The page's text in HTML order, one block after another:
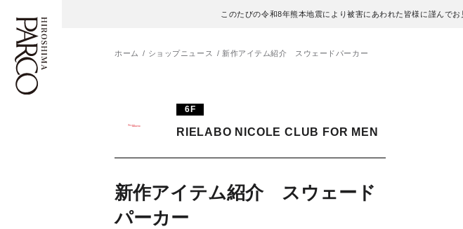
このたびの令和8年熊本地震により被害にあわれた皆様に謹んで
施設案内・アクセス
ホーム ショップニュース 新作アイテム紹介 スウェードパーカー
6F
RIELABO NICOLE CLUB FOR MEN
新作アイテム紹介 スウェード
パーカー